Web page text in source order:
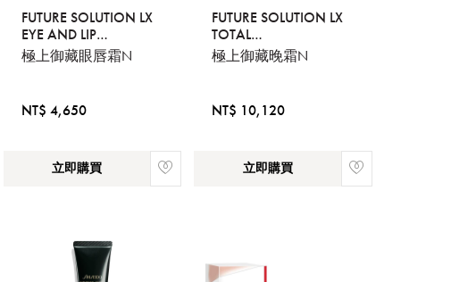
FUTURE SOLUTION LX
EYE AND LIP
CONTOUR
REGENERATING
極上御藏眼唇霜N
NT$ 4,650
立即購買
FUTURE SOLUTION LX
TOTAL
REGENERATING
CREAM S
極上御藏晚霜N
NT$ 10,120
立即購買